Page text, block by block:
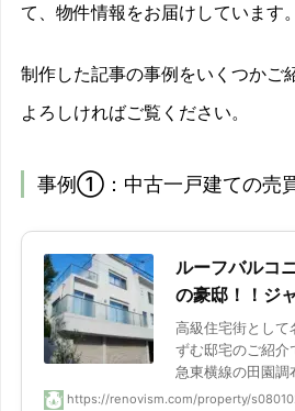
て、物件情報をお届けしています。
制作した記事の事例をいくつかご
よろしければご覧ください。
事例①：中古一戸建ての売
ルーフバルコ
の豪邸！！ジ
高級住宅街として
ずむ邸宅のご紹介
急東横線の田園調
https://renovism.com/property/